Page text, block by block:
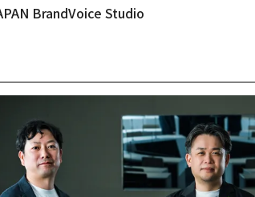
BrandVoice Studio